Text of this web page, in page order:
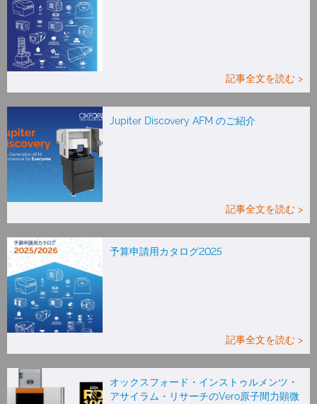
記事全文を読む >
Jupiter Discovery AFM のご紹介
記事全文を読む >
予算申請用カタログ2025
記事全文を読む >
オックスフォード・インストゥルメンツ・
アサイラム・リサーチのVero原子間力顕微